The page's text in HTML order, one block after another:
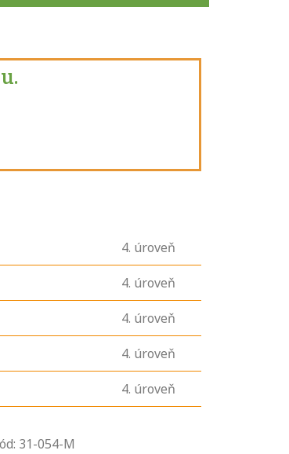
4. úroveň
4. úroveň
4. úroveň
4. úroveň
4. úroveň
31-054-M
U řady živností je